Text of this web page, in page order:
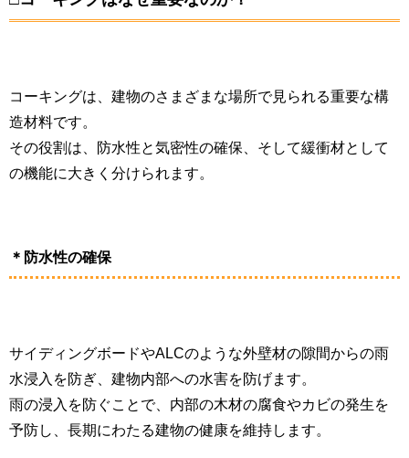
コーキングは、建物のさまざまな場所で見られる重要な構
造材料です。
その役割は、防水性と気密性の確保、そして緩衝材として
の機能に大きく分けられます。
＊防水性の確保
サイディングボードやALCのような外壁材の隙間からの雨
水浸入を防ぎ、建物内部への水害を防げます。
雨の浸入を防ぐことで、内部の木材の腐食やカビの発生を
予防し、長期にわたる建物の健康を維持します。